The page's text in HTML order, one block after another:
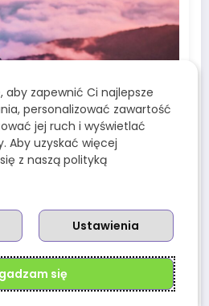
0
oznacza Twój
aby zapewnić Ci najlepsze
personalizować zawartość
jej ruch i wyświetlać
Aby uzyskać więcej
z naszą polityką
się
Ustawienia